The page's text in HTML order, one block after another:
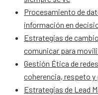
Procesamiento de
información en
Estrategias de
comunicar para
Gestión Ética de
coherencia, respeto
Estrategias de Lead